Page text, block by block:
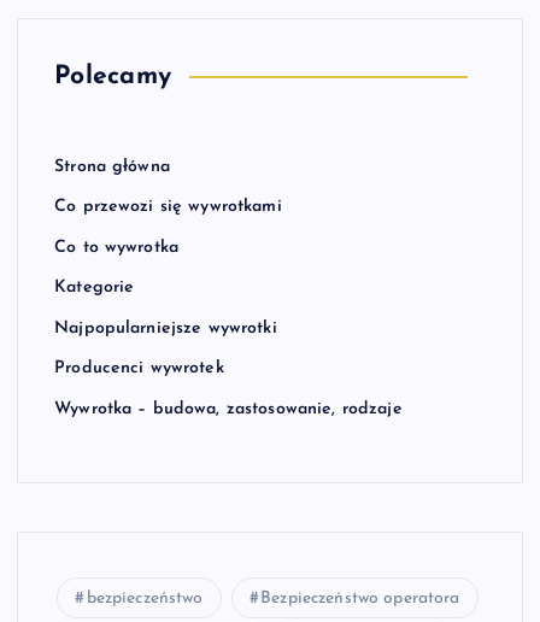
Polecamy
Strona główna
Co przewozi się wywrotkami
Co to wywrotka
Kategorie
Najpopularniejsze wywrotki
Producenci wywrotek
Wywrotka – budowa, zastosowanie, rodzaje
bezpieczeństwo Bezpieczeństwo operatora